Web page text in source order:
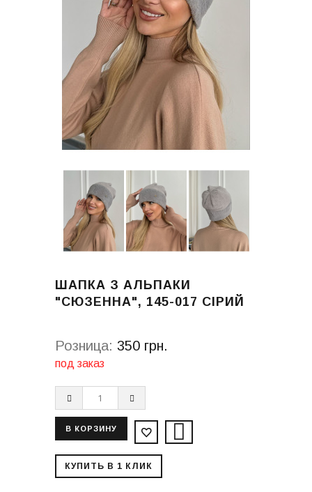
ШАПКА З АЛЬПАКИ
"СЮЗЕННА", 145-017 СІРИЙ
Розница: 350 грн.
под заказ
КУПИТЬ В 1 КЛИК